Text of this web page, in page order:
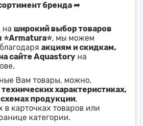
бренда ➦
на широкий выбор товаров
, мы можем
акциям и скидкам,
сайте Aquastory на
Вам товары, можно,
технических характеристиках,
продукции,
в карточках товаров или
категории.